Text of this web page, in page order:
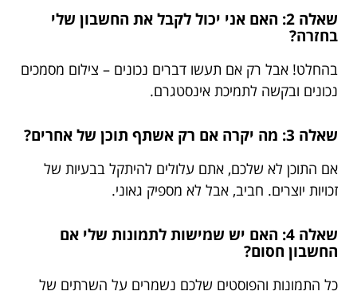
שאלה 2: האם אני יכול לקבל את החשבון שלי
בחזרה?
בהחלט! אבל רק אם תעשו דברים נכונים – צילום מסמכים
נכונים ובקשה לתמיכת אינסטגרם.
שאלה 3: מה יקרה אם רק אשתף תוכן של אחרים?
אם התוכן לא שלכם, אתם עלולים להיתקל בבעיות של
זכויות יוצרים. חביב, אבל לא מספיק גאוני.
שאלה 4: האם יש שמישות לתמונות שלי אם
החשבון חסום?
כל התמונות והפוסטים שלכם נשמרים על השרתים של